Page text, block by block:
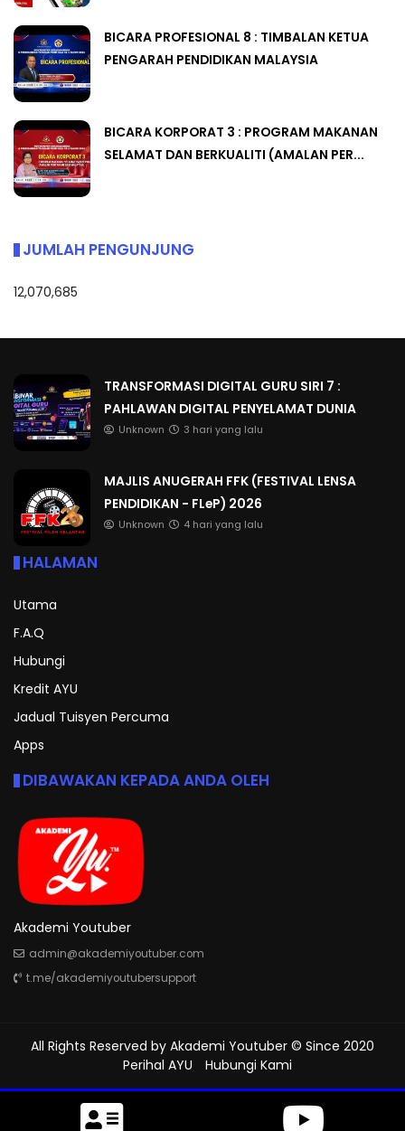
BICARA PROFESIONAL 8 : TIMBALAN KETUA
PENGARAH PENDIDIKAN MALAYSIA
BICARA KORPORAT 3 : PROGRAM MAKANAN
SELAMAT DAN BERKUALITI (AMALAN PER...
JUMLAH PENGUNJUNG
12,070,685
TRANSFORMASI DIGITAL GURU SIRI 7 :
PAHLAWAN DIGITAL PENYELAMAT DUNIA
Unknown 3 hari yang lalu
MAJLIS ANUGERAH FFK (FESTIVAL LENSA
PENDIDIKAN - FLeP) 2026
Unknown 4 hari yang lalu
HALAMAN
Utama
F.A.Q
Hubungi
Kredit AYU
Jadual Tuisyen Percuma
Apps
DIBAWAKAN KEPADA ANDA OLEH
Akademi Youtuber
admin@akademiyoutuber.com
t.me/akademiyoutubersupport
All Rights Reserved by Akademi Youtuber © Since 2020
Perihal AYU
Hubungi Kami